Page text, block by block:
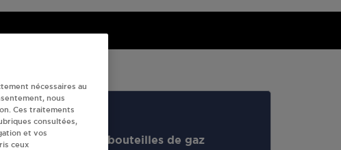
Revendeur de bouteilles de gaz
nécessaires au
nous
Ces traitements
consultées,
et vos
ceux